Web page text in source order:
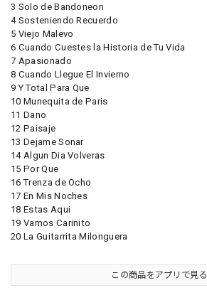
3 Solo de Bandoneon
4 Sosteniendo Recuerdo
5 Viejo Malevo
6 Cuando Cuestes la Historia de Tu Vida
7 Apasionado
8 Cuando Llegue El Invierno
9 Y Total Para Que
10 Munequita de Paris
11 Dano
12 Paisaje
13 Dejame Sonar
14 Algun Dia Volveras
15 Por Que
16 Trenza de Ocho
17 En Mis Noches
18 Estas Aqui
19 Vamos Carinito
20 La Guitarrita Milonguera
この商品をアプリで見る